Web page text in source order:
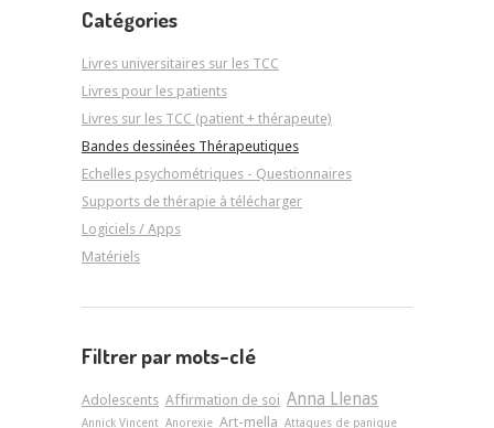
Catégories
Livres universitaires sur les TCC
Livres pour les patients
Livres sur les TCC (patient + thérapeute)
Bandes dessinées Thérapeutiques
Echelles psychométriques - Questionnaires
Supports de thérapie à télécharger
Logiciels / Apps
Matériels
Filtrer par mots-clé
Adolescents Affirmation de soi Anna Llenas
Annick Vincent Anorexie Art-­mella Attaques de panique